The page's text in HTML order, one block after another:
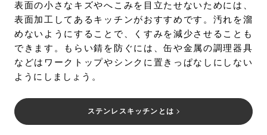
表面の小さなキズやへこみを目立たせないためには、
表面加工してあるキッチンがおすすめです。汚れを溜
めないようにすることで、くすみを減少させることも
できます。もらい錆を防ぐには、缶や金属の調理器具
などはワークトップやシンクに置きっぱなしにしない
ようにしましょう。
ステンレスキッチンとは